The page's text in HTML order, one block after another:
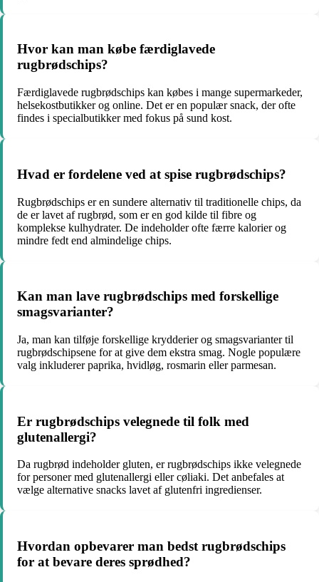
Hvor kan man købe færdiglavede
rugbrødschips?
Færdiglavede rugbrødschips kan købes i mange supermarkeder,
helsekostbutikker og online. Det er en populær snack, der ofte
findes i specialbutikker med fokus på sund kost.
Hvad er fordelene ved at spise rugbrødschips?
Rugbrødschips er en sundere alternativ til traditionelle chips, da
de er lavet af rugbrød, som er en god kilde til fibre og
komplekse kulhydrater. De indeholder ofte færre kalorier og
mindre fedt end almindelige chips.
Kan man lave rugbrødschips med forskellige
smagsvarianter?
Ja, man kan tilføje forskellige krydderier og smagsvarianter til
rugbrødschipsene for at give dem ekstra smag. Nogle populære
valg inkluderer paprika, hvidløg, rosmarin eller parmesan.
Er rugbrødschips velegnede til folk med
glutenallergi?
Da rugbrød indeholder gluten, er rugbrødschips ikke velegnede
for personer med glutenallergi eller cøliaki. Det anbefales at
vælge alternative snacks lavet af glutenfri ingredienser.
Hvordan opbevarer man bedst rugbrødschips
for at bevare deres sprødhed?